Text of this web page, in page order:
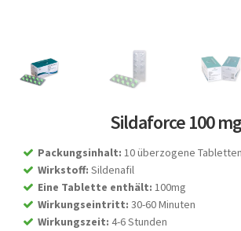
Sildaforce 100 mg
Packungsinhalt: 10 überzogene Tabletten
Wirkstoff: Sildenafil
Eine Tablette enthält: 100mg
Wirkungseintritt: 30-60 Minuten
Wirkungszeit: 4-6 Stunden